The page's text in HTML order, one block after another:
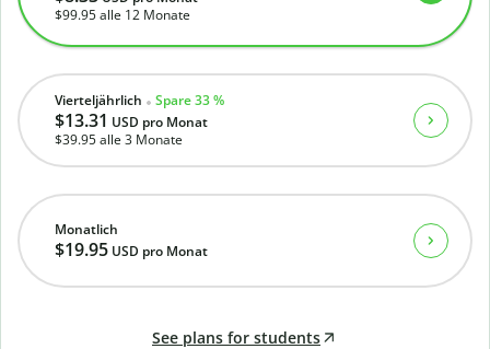
Monatlich
$19.95 USD pro Monat
Vierteljährlich Spare 33 %
$13.31 USD pro Monat
$39.95alle 3 Monate
$99.95alle 12 Monate
See plans for students